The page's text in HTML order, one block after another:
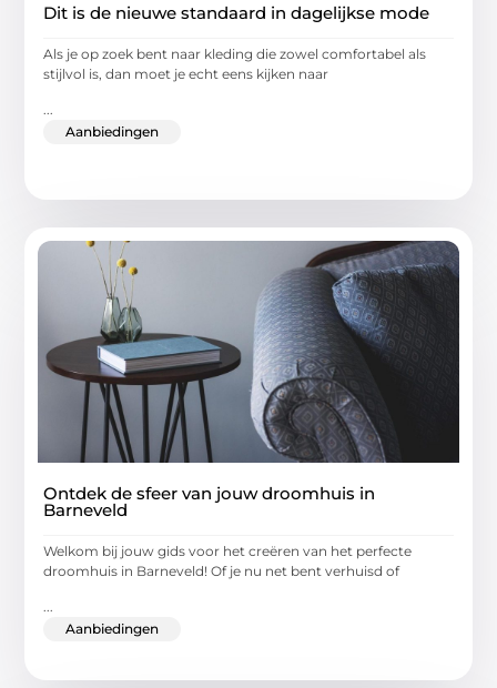
Dit is de nieuwe standaard in dagelijkse mode
Als je op zoek bent naar kleding die zowel comfortabel als
stijlvol is, dan moet je echt eens kijken naar
Aanbiedingen
Ontdek de sfeer van jouw droomhuis in
Barneveld
Welkom bij jouw gids voor het creëren van het perfecte
droomhuis in Barneveld! Of je nu net bent verhuisd of
...
Aanbiedingen